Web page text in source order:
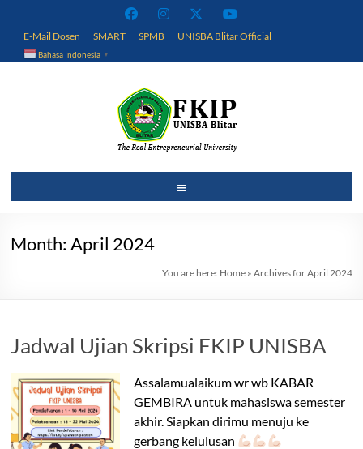
contentE-Mail Dosen SMART SPMB UNISBA Blitar Official
Bahasa Indonesia ▼
dan
Islam
Balitar
Menu
Month:April 2024
You are here: Home» Archives for April 2024
Jadwal Ujian Skripsi FKIP UNISBA
Assalamualaikum wr wb KABAR
GEMBIRA untuk mahasiswa semester
akhir. Siapkan dirimu menuju ke
gerbang kelulusan